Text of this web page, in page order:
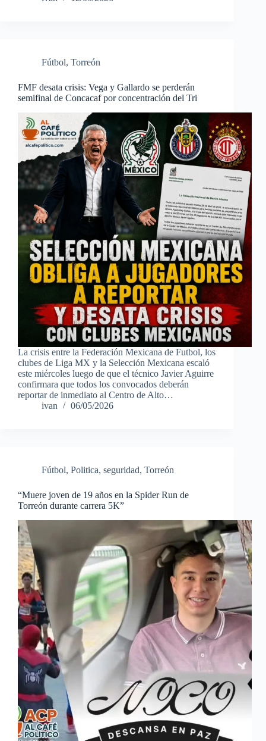
Fútbol, Torreón
FMF desata crisis: Vega y Gallardo se perderán
semifinal de Concacaf por concentración del Tri
La crisis entre la Federación Mexicana de Futbol, los
clubes de Liga MX y la Selección Mexicana escaló
este miércoles luego de que el técnico Javier Aguirre
confirmara que todos los convocados deberán
reportar de inmediato al Centro de Alto…
ivan
06/05/2026
Fútbol, Politica, seguridad, Torreón
“Muere joven de 19 años en la Spider Run de
Torreón durante carrera 5K”